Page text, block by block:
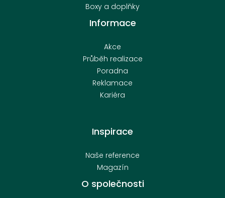
Boxy a doplňky
Informace
Akce
Průběh realizace
Poradna
Reklamace
Kariéra
Inspirace
Naše reference
Magazín
O společnosti